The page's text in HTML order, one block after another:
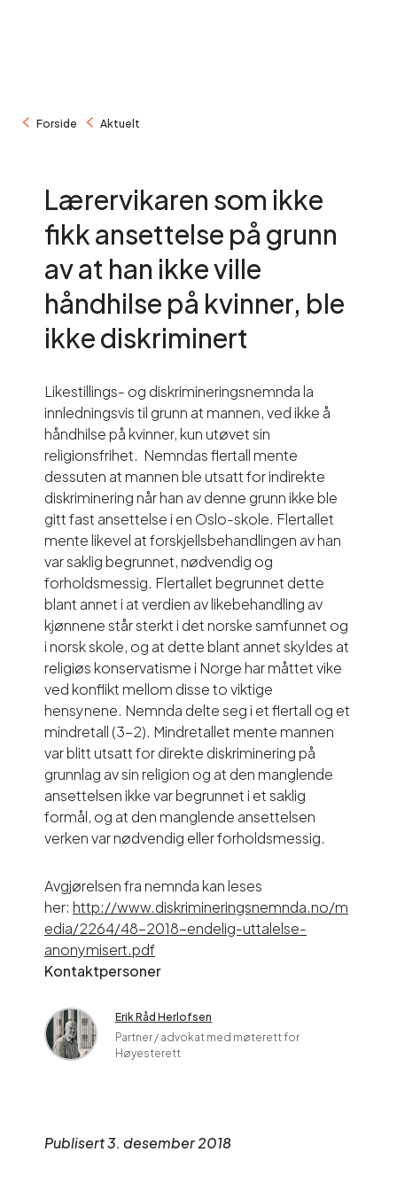
Forside Aktuelt
Lærervikaren som ikke
fikk ansettelse på grunn
av at han ikke ville
håndhilse på kvinner, ble
ikke diskriminert
Likestillings- og diskrimineringsnemnda la
innledningsvis til grunn at mannen, ved ikke å
håndhilse på kvinner, kun utøvet sin
religionsfrihet. Nemndas flertall mente
dessuten at mannen ble utsatt for indirekte
diskriminering når han av denne grunn ikke ble
gitt fast ansettelse i en Oslo-skole. Flertallet
mente likevel at forskjellsbehandlingen av han
var saklig begrunnet, nødvendig og
forholdsmessig. Flertallet begrunnet dette
blant annet i at verdien av likebehandling av
kjønnene står sterkt i det norske samfunnet og
i norsk skole, og at dette blant annet skyldes at
religiøs konservatisme i Norge har måttet vike
ved konflikt mellom disse to viktige
hensynene. Nemnda delte seg i et flertall og et
mindretall (3-2). Mindretallet mente mannen
var blitt utsatt for direkte diskriminering på
grunnlag av sin religion og at den manglende
ansettelsen ikke var begrunnet i et saklig
formål, og at den manglende ansettelsen
verken var nødvendig eller forholdsmessig.
Avgjørelsen fra nemnda kan leses
her:http://www.diskrimineringsnemnda.no/m
edia/2264/48-2018-endelig-uttalelse-
anonymisert.pdf
Kontaktpersoner
Erik Råd Herlofsen
Partner / advokat med møterett for
Høyesterett
Publisert 3. desember 2018